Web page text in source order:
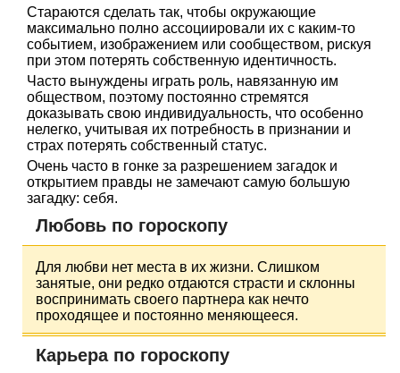
Стараются сделать так, чтобы окружающие
максимально полно ассоциировали их с каким-то
событием, изображением или сообществом, рискуя
при этом потерять собственную идентичность.
Часто вынуждены играть роль, навязанную им
обществом, поэтому постоянно стремятся
доказывать свою индивидуальность, что особенно
нелегко, учитывая их потребность в признании и
страх потерять собственный статус.
Очень часто в гонке за разрешением загадок и
открытием правды не замечают самую большую
загадку: себя.
Любовь по гороскопу
Для любви нет места в их жизни. Слишком
занятые, они редко отдаются страсти и склонны
воспринимать своего партнера как нечто
проходящее и постоянно меняющееся.
Карьера по гороскопу